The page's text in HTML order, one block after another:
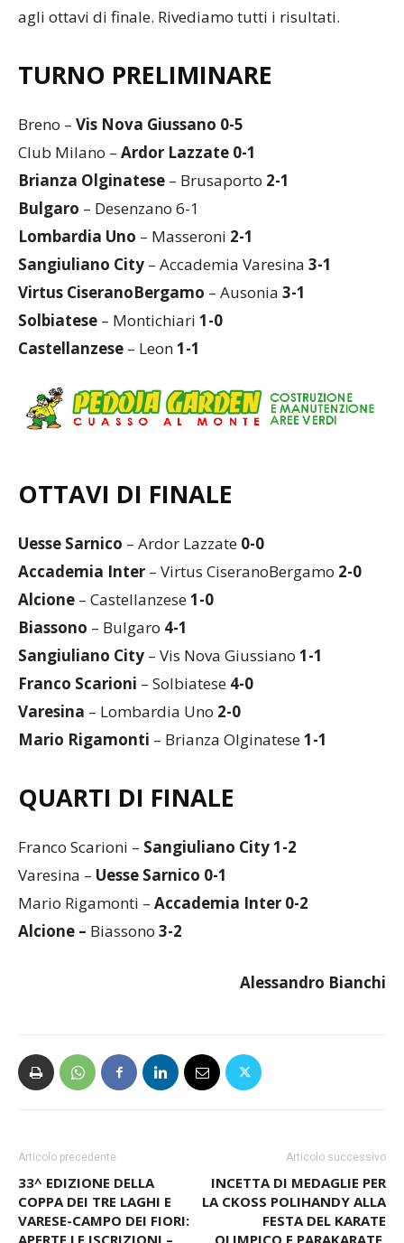
agli ottavi di finale. Rivediamo tutti i risultati.
TURNO PRELIMINARE
Breno – Vis Nova Giussano 0-5
Club Milano – Ardor Lazzate 0-1
Brianza Olginatese – Brusaporto 2-1
Bulgaro – Desenzano 6-1
Lombardia Uno – Masseroni 2-1
Sangiuliano City – Accademia Varesina 3-1
Virtus CiseranoBergamo – Ausonia 3-1
Solbiatese – Montichiari 1-0
Castellanzese – Leon1-1
OTTAVI DI FINALE
Uesse Sarnico – Ardor Lazzate 0-0
Accademia Inter – Virtus CiseranoBergamo 2-0
Alcione – Castellanzese1-0
Biassono – Bulgaro 4-1
Sangiuliano City – Vis Nova Giussiano 1-1
Franco Scarioni – Solbiatese 4-0
Varesina – Lombardia Uno 2-0
Mario Rigamonti – Brianza Olginatese1-1
QUARTI DI FINALE
Franco Scarioni – Sangiuliano City 1-2
Varesina – Uesse Sarnico 0-1
Mario Rigamonti – Accademia Inter 0-2
Alcione – Biassono 3-2
Alessandro Bianchi
Articolo precedente
33^ EDIZIONE DELLA
COPPA DEI TRE LAGHI E
VARESE-CAMPO DEI FIORI:
Articolo successivo
INCETTA DI MEDAGLIE PER
LA CKOSS POLIHANDY ALLA
FESTA DEL KARATE